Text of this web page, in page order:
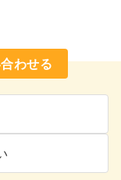
わせる